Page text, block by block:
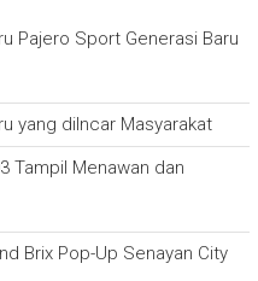
Pajero Sport Generasi Baru
yang diIncar Masyarakat
Tampil Menawan dan
Brix Pop-Up Senayan City